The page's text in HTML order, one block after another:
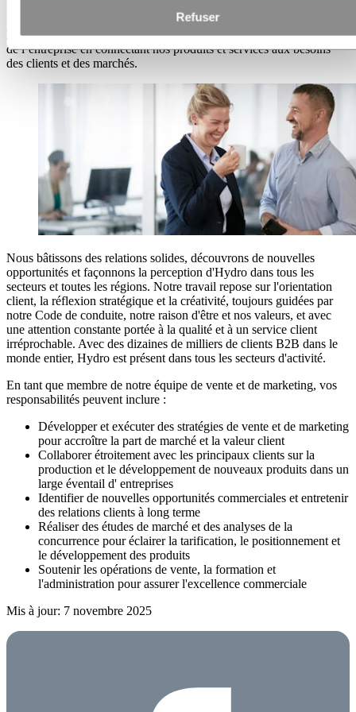
Refuser
Le service client et le marketing chez Hydro stimulent la croissance
de l’entreprise en connectant nos produits et services aux besoins
des clients et des marchés.
Nous bâtissons des relations solides, découvrons de nouvelles
opportunités et façonnons la perception d'Hydro dans tous les
secteurs et toutes les régions. Notre travail repose sur l'orientation
client, la réflexion stratégique et la créativité, toujours guidées par
notre Code de conduite, notre raison d'être et nos valeurs, et avec
une attention constante portée à la qualité et à un service client
irréprochable. Avec des dizaines de milliers de clients B2B dans le
monde entier, Hydro est présent dans tous les secteurs d'activité.
En tant que membre de notre équipe de vente et de marketing, vos
responsabilités peuvent inclure :
Développer et exécuter des stratégies de vente et de marketing
pour accroître la part de marché et la valeur client
Collaborer étroitement avec les principaux clients sur la
production et le développement de nouveaux produits dans un
large éventail d' entreprises
Identifier de nouvelles opportunités commerciales et entretenir
des relations clients à long terme
Réaliser des études de marché et des analyses de la
concurrence pour éclairer la tarification, le positionnement et
le développement des produits
Soutenir les opérations de vente, la formation et
l'administration pour assurer l'excellence commerciale
Mis à jour: 7 novembre 2025